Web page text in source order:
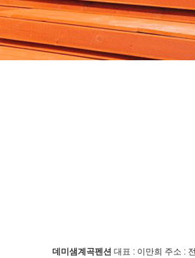
데미샘계곡펜션 대표 : 이만희 주소 :